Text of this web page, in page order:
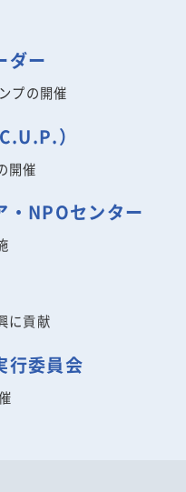
ダー
プの開催
）
開催
・NPOセンター
に貢献
行委員会